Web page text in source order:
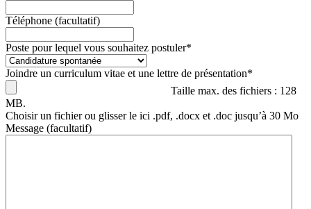
Téléphone (facultatif)
Poste pour lequel vous souhaitez postuler*
Joindre un curriculum vitae et une lettre de présentation*
Taille max. des fichiers : 128
MB.
Choisir un fichier ou glisser le ici .pdf, .docx et .doc jusqu’à 30 Mo
Message (facultatif)